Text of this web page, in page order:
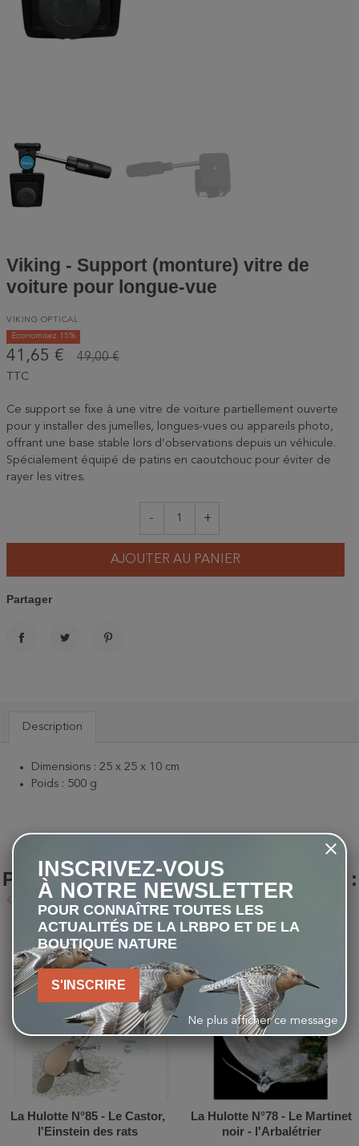
Viking - Support (monture) vitre de
voiture pour longue-vue
VIKING OPTICAL
Économisez 15%
41,65 € 49,00 €
TTC
Ce support se fixe à une vitre de voiture partiellement ouverte
pour y installer des jumelles, longues-vues ou appareils photo,
offrant une base stable lors d’observations depuis un véhicule.
Spécialement équipé de patins en caoutchouc pour éviter de
rayer les vitres.
- +
AJOUTER AU PANIER
Partager
Description
Dimensions : 25 x 25 x 10 cm
Poids : 500 g
LES CLIENTS QUI ONT ACHETÉ CE
PRODUIT ONT ÉGALEMENT ACHETÉ :
Précédent
keyboard_arrow_left Suivant
keyboard_arrow_right
favorite_border
La Hulotte N°85 - Le Castor,
l'Einstein des rats
La Hulotte N°78 - Le Martinet
noir - l'Arbalétrier
INSCRIVEZ-VOUS
À NOTRE NEWSLETTER
POUR CONNAÎTRE TOUTES LES
ACTUALITÉS DE LA LRBPO ET DE LA
BOUTIQUE NATURE
S'INSCRIRE
Ne plus afficher ce message